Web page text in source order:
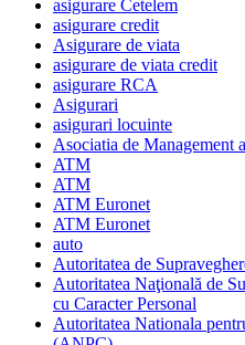
asigurare Cetelem
asigurare credit
Asigurare de viata
asigurare de viata credit
asigurare RCA
Asigurari
asigurari locuinte
Asociatia de Management
ATM
ATM
ATM Euronet
ATM Euronet
auto
Autoritatea de
Autoritatea Naţională de
cu Caracter Personal
Autoritatea Nationala